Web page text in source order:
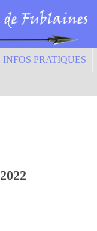
INFOS PRATIQUES
2022